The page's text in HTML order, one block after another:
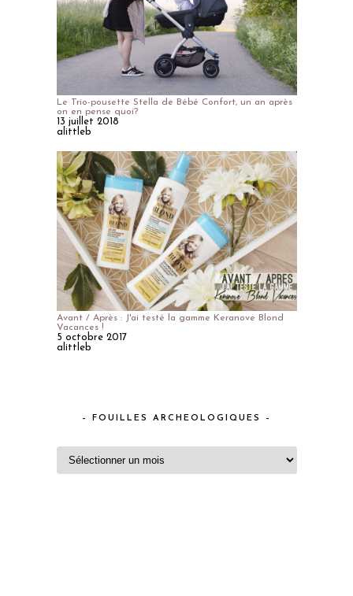
Le Trio-pousette Stella de Bébé Confort, un an après
on en pense quoi?
13 juillet 2018
alittleb
Avant / Après : J'ai testé la gamme Keranove Blond
Vacances !
5 octobre 2017
alittleb
– FOUILLES ARCHEOLOGIQUES –